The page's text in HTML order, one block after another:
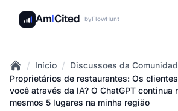
AmICited byFlowHunt
Home
/ Início / Discussoes da
Proprietários de restaurantes: Os
você através da IA? O ChatGPT continua
mesmos 5 lugares na minha região